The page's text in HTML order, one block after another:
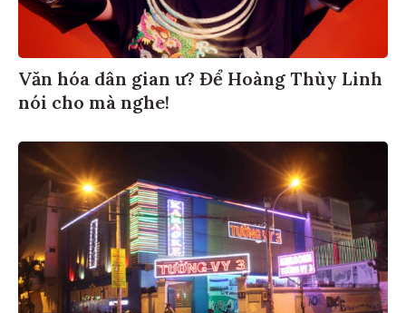
Văn hóa dân gian ư? Để Hoàng Thùy Linh
nói cho mà nghe!